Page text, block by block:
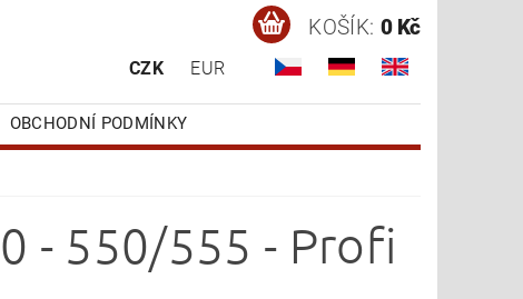
CZK EUR
KOŠÍK: 0 Kč
OBCHODNÍ PODMÍNKY
- 550/555 - Profi